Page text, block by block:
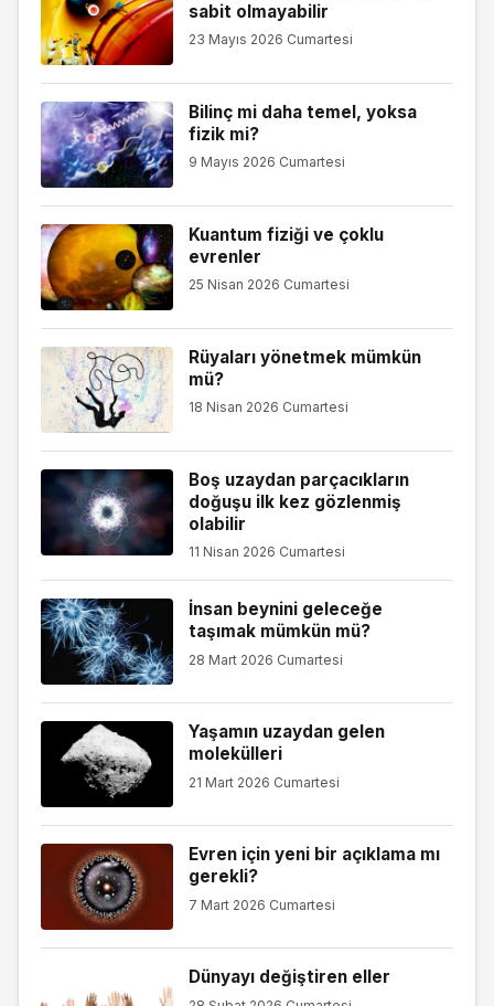
sabit olmayabilir
23 Mayıs 2026 Cumartesi
Bilinç mi daha temel, yoksa
fizik mi?
9 Mayıs 2026 Cumartesi
Kuantum fiziği ve çoklu
evrenler
25 Nisan 2026 Cumartesi
Rüyaları yönetmek mümkün
mü?
18 Nisan 2026 Cumartesi
Boş uzaydan parçacıkların
doğuşu ilk kez gözlenmiş
olabilir
11 Nisan 2026 Cumartesi
İnsan beynini geleceğe
taşımak mümkün mü?
28 Mart 2026 Cumartesi
Yaşamın uzaydan gelen
molekülleri
21 Mart 2026 Cumartesi
Evren için yeni bir açıklama mı
gerekli?
7 Mart 2026 Cumartesi
Dünyayı değiştiren eller